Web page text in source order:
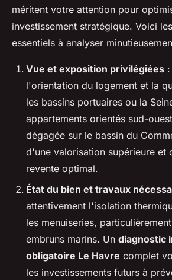
méritent votre attention pour
investissement stratégique. Voici
essentiels à analyser
Vue et exposition privilégiées
l'orientation du logement et la
les bassins portuaires ou la
appartements orientés sud-
dégagée sur le bassin du
d'une valorisation supérieure et
revente optimal.
État du bien et travaux
attentivement l'isolation
les menuiseries,
embruns marins. Un diagnostic
obligatoire Le Havre complet
les investissements futurs à